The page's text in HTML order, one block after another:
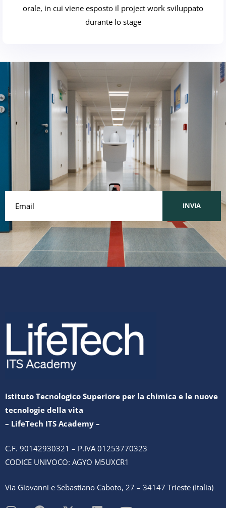
orale, in cui viene esposto il project work sviluppato
durante lo stage
Newsletter
Vuoi rimanere aggiornato sui corsi e sulle attività della
Fondazione ITS Volta di Trieste? Lasciaci la tua email
INVIA
Istituto Tecnologico Superiore per la chimica e le nuove
tecnologie della vita
– LifeTech ITS Academy –
C.F. 90142930321 – P.IVA 01253770323
CODICE UNIVOCO: AGYO M5UXCR1
Via Giovanni e Sebastiano Caboto, 27 – 34147 Trieste (Italia)